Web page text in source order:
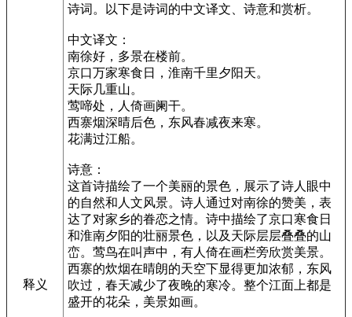
释义
诗词。以下是诗词的中文译文、诗意和赏析。
中文译文：
南徐好，多景在楼前。
京口万家寒食日，淮南千里夕阳天。
天际几重山。
莺啼处，人倚画阑干。
西寨烟深晴后色，东风春减夜来寒。
花满过江船。
诗意：
这首诗描绘了一个美丽的景色，展示了诗人眼中
的自然和人文风景。诗人通过对南徐的赞美，表
达了对家乡的眷恋之情。诗中描绘了京口寒食日
和淮南夕阳的壮丽景色，以及天际层层叠叠的山
峦。莺鸟在叫声中，有人倚在画栏旁欣赏美景。
西寨的炊烟在晴朗的天空下显得更加浓郁，东风
吹过，春天减少了夜晚的寒冷。整个江面上都是
盛开的花朵，美景如画。